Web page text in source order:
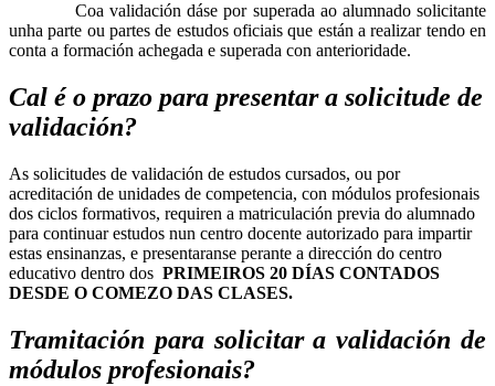
Coa validación dáse por superada ao alumnado solicitante
unha parte ou partes de estudos oficiais que están a realizar tendo en
conta a formación achegada e superada con anterioridade.
Cal é o prazo para presentar a solicitude de
validación?
As solicitudes de validación de estudos cursados, ou por
acreditación de unidades de competencia, con módulos profesionais
dos ciclos formativos, requiren a matriculación previa do alumnado
para continuar estudos nun centro docente autorizado para impartir
estas ensinanzas, e presentaranse perante a dirección do centro
educativo dentro dos PRIMEIROS 20 DÍAS CONTADOS
DESDE O COMEZO DAS CLASES.
Tramitación para solicitar a validación de
módulos profesionais?